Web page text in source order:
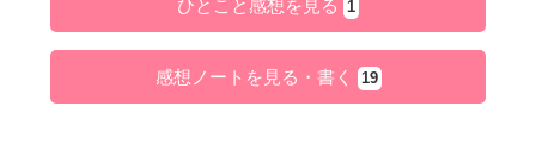
ひとこと感想を見る 1
感想ノートを見る・書く 19